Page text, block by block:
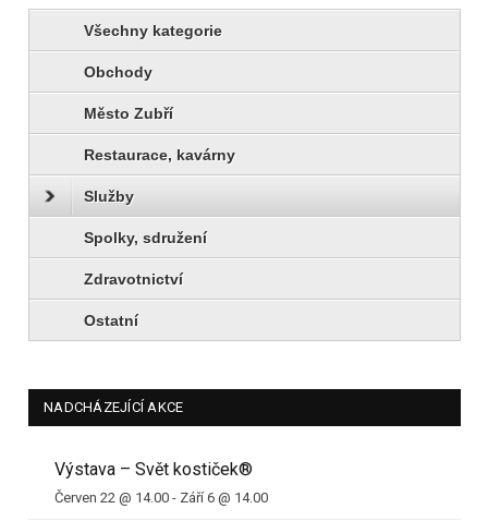
Všechny kategorie
Obchody
Město Zubří
Restaurace, kavárny
Služby
Spolky, sdružení
Zdravotnictví
Ostatní
NADCHÁZEJÍCÍ AKCE
Výstava – Svět kostiček®
Červen 22 @ 14.00 - Září 6 @ 14.00